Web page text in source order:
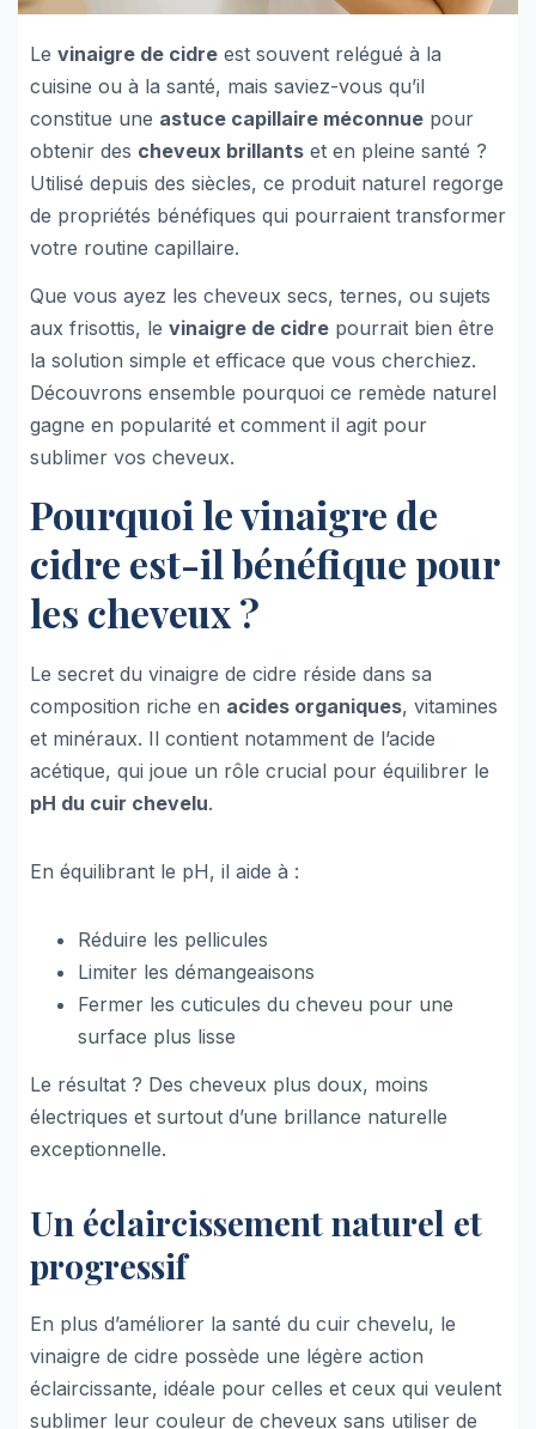
Le vinaigre de cidre est souvent relégué à la
cuisine ou à la santé, mais saviez-vous qu’il
constitue une astuce capillaire méconnue pour
obtenir des cheveux brillants et en pleine santé ?
Utilisé depuis des siècles, ce produit naturel regorge
de propriétés bénéfiques qui pourraient transformer
votre routine capillaire.
Que vous ayez les cheveux secs, ternes, ou sujets
aux frisottis, le vinaigre de cidre pourrait bien être
la solution simple et efficace que vous cherchiez.
Découvrons ensemble pourquoi ce remède naturel
gagne en popularité et comment il agit pour
sublimer vos cheveux.
Pourquoi le vinaigre de
cidre est-il bénéfique pour
les cheveux ?
Le secret du vinaigre de cidre réside dans sa
composition riche en acides organiques, vitamines
et minéraux. Il contient notamment de l’acide
acétique, qui joue un rôle crucial pour équilibrer le
pH du cuir chevelu.
En équilibrant le pH, il aide à :
Réduire les pellicules
Limiter les démangeaisons
Fermer les cuticules du cheveu pour une
surface plus lisse
Le résultat ? Des cheveux plus doux, moins
électriques et surtout d’une brillance naturelle
exceptionnelle.
Un éclaircissement naturel et
progressif
En plus d’améliorer la santé du cuir chevelu, le
vinaigre de cidre possède une légère action
éclaircissante, idéale pour celles et ceux qui veulent
sublimer leur couleur de cheveux sans utiliser de